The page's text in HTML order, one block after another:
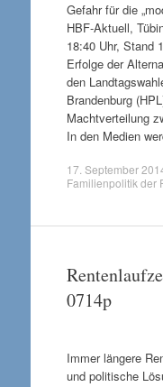
Gefahr für die
HBF-Aktuell,
18:40 Uhr, Stand
Erfolge der
den
Brandenburg
Machtverteilung
In den Medien
17. September
Familienpolitik der
0714p
Immer längere
und politische